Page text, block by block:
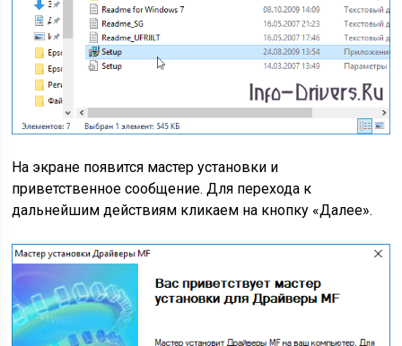
На экране появится мастер установки и
приветственное сообщение. Для перехода к
дальнейшим действиям кликаем на кнопку «Далее».